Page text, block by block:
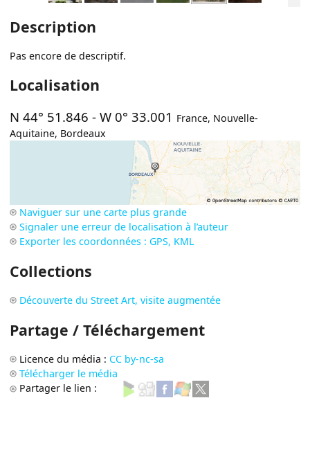
Description
Pas encore de descriptif.
Localisation
N 44° 51.846 -W 0° 33.001 France, Nouvelle-
Aquitaine, Bordeaux
Naviguer sur une carte plus grande
Signaler une erreur de localisation à l’auteur
Exporter les coordonnées : GPS, KML
Collections
Découverte du Street Art, visite augmentée
Partage / Téléchargement
Licence du média : CC by-nc-sa
Télécharger le média
Partager le lien :